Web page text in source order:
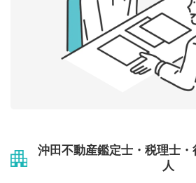
沖田不動産鑑定士・税理士
人